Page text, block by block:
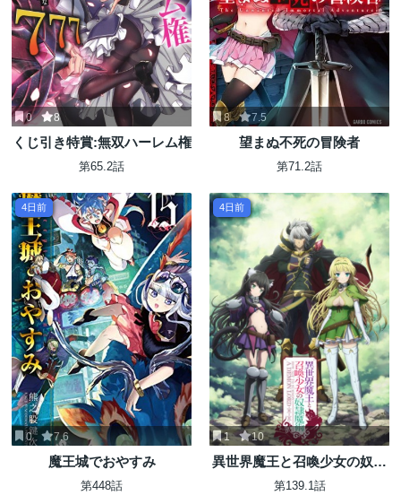
0 8
くじ引き特賞:無双ハーレム権
第65.2話
8 7.5
望まぬ不死の冒険者
第71.2話
4日前
0 7.6
魔王城でおやすみ
第448話
4日前
1 10
異世界魔王と召喚少女の奴隷
魔術
第139.1話